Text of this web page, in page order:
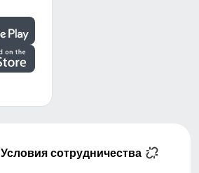
Условия сотрудничества